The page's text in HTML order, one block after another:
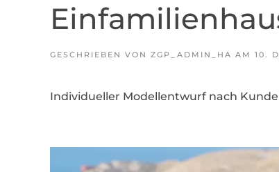
GESCHRIEBEN VON ZGP_ADMIN_HA AM 10.
Individueller Modellentwurf nach